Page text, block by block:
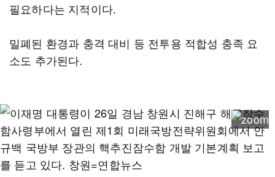
필요하다는 지적이다.
밀폐된 환경과 충격 대비 등 전투용 적합성 충족 요
소도 추가된다.